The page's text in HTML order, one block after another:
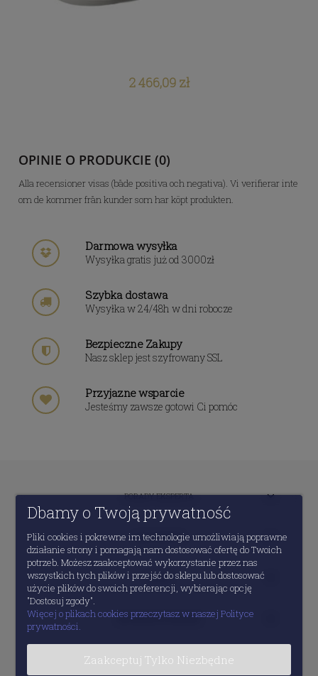
2 466,09 zł
OPINIE O PRODUKCIE (0)
Alla recensioner visas (både positiva och negativa). Vi verifierar inte
om de kommer från kunder som har köpt produkten.
Darmowa wysyłka
Wysyłka gratis już od 3000zł
Szybka dostawa
Wysyłka w 24/48h w dni robocze
Bezpieczne Zakupy
Nasz sklep jest szyfrowany SSL
Przyjazne wsparcie
Jesteśmy zawsze gotowi Ci pomóc
PORADY EKSPERTA
MOJE KONTO
POMOC
INFORMACJE PRAWNE
O FIRMIE
Dbamy o Twoją prywatność
Pliki cookies i pokrewne im technologie umożliwiają poprawne
działanie strony i pomagają nam dostosować ofertę do Twoich
potrzeb. Możesz zaakceptować wykorzystanie przez nas
wszystkich tych plików i przejść do sklepu lub dostosować
użycie plików do swoich preferencji, wybierając opcję
"Dostosuj zgody".
Więcej o plikach cookies przeczytasz w naszej Polityce
prywatności.
Zaakceptuj Tylko Niezbędne